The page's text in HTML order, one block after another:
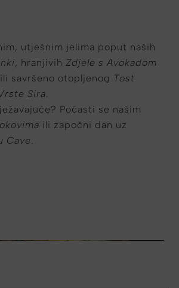
utješnim jelima poput naših
, hranjivih Zdjele s Avokadom
ili savršeno otopljenog Tost
Sira.
Počasti se našim
ili započni dan uz
Cave.